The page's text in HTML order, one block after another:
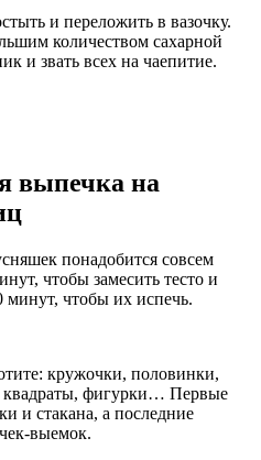
и переложить в вазочку.
количеством сахарной
и звать всех на чаепитие.
выпечка на
понадобится совсем
чтобы замесить тесто и
минут, чтобы их испечь.
кружочки, половинки,
квадраты, фигурки… Первые
и стакана, а последние
выемок.